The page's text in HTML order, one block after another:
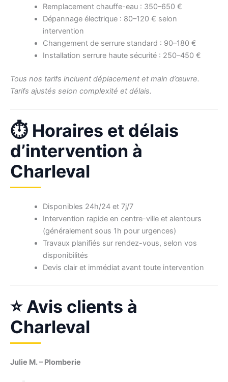
Remplacement chauffe-eau : 350–650 €
Dépannage électrique : 80–120 € selon
intervention
Changement de serrure standard : 90–180 €
Installation serrure haute sécurité : 250–450 €
Tous nos tarifs incluent déplacement et main d’œuvre.
Tarifs ajustés selon complexité et délais.
⏱ Horaires et délais
d’intervention à
Charleval
Disponibles 24h/24 et 7j/7
Intervention rapide en centre-ville et alentours
(généralement sous 1h pour urgences)
Travaux planifiés sur rendez-vous, selon vos
disponibilités
Devis clair et immédiat avant toute intervention
⭐ Avis clients à
Charleval
Julie M. – Plomberie